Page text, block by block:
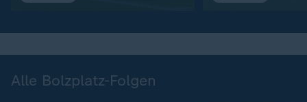
Alle Bolzplatz-Folgen